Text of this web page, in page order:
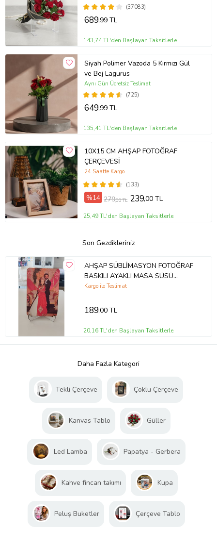
(37083)
689,99 TL
143,74 TL'den Başlayan Taksitlerle
Siyah Polimer Vazoda 5 Kırmızı Gül
ve Bej Lagurus
(725)
Aynı Gün Ücretsiz Teslimat
649,99 TL
135,41 TL'den Başlayan Taksitlerle
10X15 CM AHŞAP FOTOĞRAF
ÇERÇEVESİ
(133)
24 Saatte Kargo
%14 279,00 TL 239,00 TL
25,49 TL'den Başlayan Taksitlerle
Son Gezdikleriniz
AHŞAP SÜBLİMASYON FOTOĞRAF
BASKILI AYAKLI MASA SÜSÜ
15X10CM
Kargo ile Teslimat
189,00 TL
20,16 TL'den Başlayan Taksitlerle
Daha Fazla Kategori
Tekli Çerçeve Çoklu Çerçeve
Kanvas Tablo Güller
Led Lamba Papatya - Gerbera
Kahve fincan takımı Kupa
Peluş Buketler Çerçeve Tablo